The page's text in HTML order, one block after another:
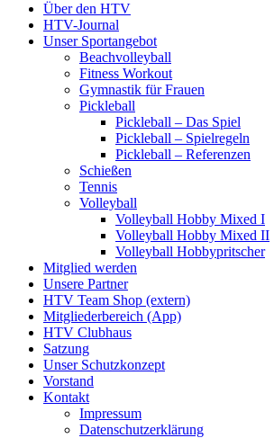
Über den HTV
HTV-Journal
Unser Sportangebot
Beachvolleyball
Fitness Workout
Gymnastik für Frauen
Pickleball
Pickleball – Das Spiel
Pickleball – Spielregeln
Pickleball – Referenzen
Schießen
Tennis
Volleyball
Volleyball Hobby Mixed I
Volleyball Hobby Mixed II
Volleyball Hobbypritscher
Mitglied werden
Unsere Partner
HTV Team Shop (extern)
Mitgliederbereich (App)
HTV Clubhaus
Satzung
Unser Schutzkonzept
Vorstand
Kontakt
Impressum
Datenschutzerklärung